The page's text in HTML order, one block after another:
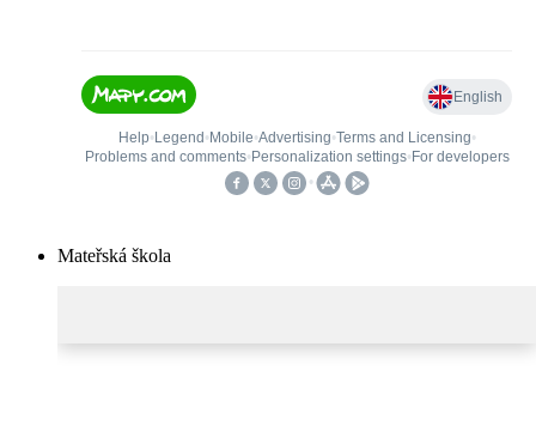
Mateřská škola